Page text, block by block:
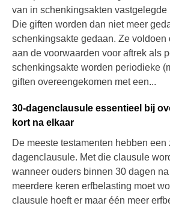
van in schenkingsakten vastgelegde
Die giften worden dan niet meer
schenkingsakte gedaan. Ze voldoen
aan de voorwaarden voor aftrek als
schenkingsakte worden periodieke
giften overeengekomen met een...
30-dagenclausule essentieel bij
kort na elkaar
De meeste testamenten hebben
dagenclausule. Met die clausule
wanneer ouders binnen 30 dagen
meerdere keren erfbelasting moet
clausule hoeft er maar één meer